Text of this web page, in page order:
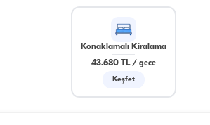
Konaklamalı Kiralama
43.680 TL/ gece
Keşfet